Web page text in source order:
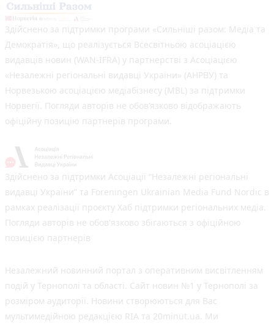
Здійснено за підтримки програми «Сильніші разом: Медіа та
Демократія», що реалізується Всесвітньою асоціацією
видавців новин (WAN-IFRA) у партнерстві з Асоціацією
«Незалежні регіональні видавці України» (АНРВУ) та
Норвезькою асоціацією медіабізнесу (MBL) за підтримки
Норвегії. Погляди авторів не обов’язково відображають
офіційну позицію партнерів програми.
Здійснено за підтримки Асоціації “Незалежні регіональні
видавці України” та Foreningen Ukrainian Media Fund Nordic в
рамках реалізації проєкту Хаб підтримки регіональних медіа.
Погляди авторів не обов'язково збігаються з офіційною
позицією партнерів
Незалежний новинний портал з оперативним висвітленням
подій у Тернополі та області. Сайт новин №1 у Тернополі за
розміром аудиторії. Новини створюються для Вас
мультимедійною редакцією RIA та 20minut.ua. Ми